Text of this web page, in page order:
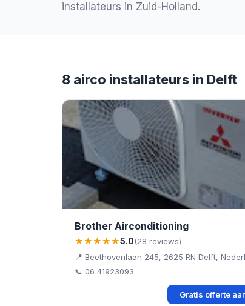
installateurs in Zuid-Holland.
8 airco installateurs in Delft
Brother Airconditioning
★★★★★5.0(28 reviews)
📍 Beethovenlaan 245, 2625 RN Delft,
📞 06 41923093
Gratis offerte